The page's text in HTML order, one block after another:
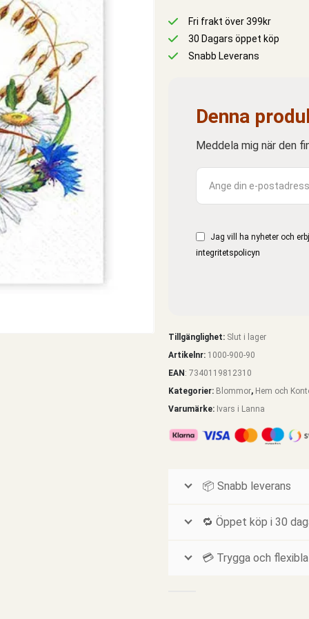
Fri frakt över 399kr
30 Dagars öppet köp
Snabb Leverans
Denna
Meddela mig när den
Jag vill ha nyheter och
integritetspolicyn
Tillgänglighet: Slut i lager
Artikelnr: 1000-900-90
EAN : 7340119812310
Kategorier: Blommor, Hem och
Varumärke: Ivars i Lanna
📦 Snabb leverans
🔁 Öppet köp i 30
💳 Trygga och